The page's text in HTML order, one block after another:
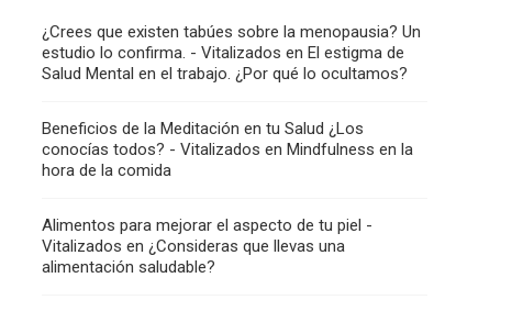
¿Crees que existen tabúes sobre la menopausia? Un
estudio lo confirma. - Vitalizados en El estigma de
Salud Mental en el trabajo. ¿Por qué lo ocultamos?
Beneficios de la Meditación en tu Salud ¿Los
conocías todos? - Vitalizados en Mindfulness en la
hora de la comida
Alimentos para mejorar el aspecto de tu piel -
Vitalizados en ¿Consideras que llevas una
alimentación saludable?